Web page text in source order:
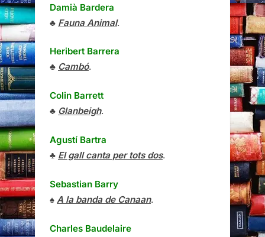
Damià Bardera
♣ Fauna Animal.
Heribert Barrera
♣ Cambó.
Colin Barrett
♣ Glanbeigh.
Agustí Bartra
♣ El gall canta per tots dos.
Sebastian Barry
♠ A la banda de Canaan.
Charles Baudelaire